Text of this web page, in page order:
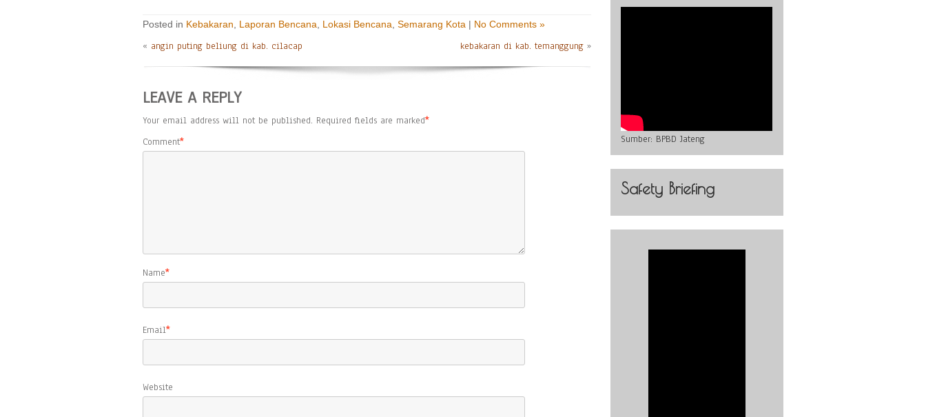
Posted in Kebakaran Laporan Bencana Lokasi Bencana Semarang Kota | No Comments »
« angin puting beliung di kab. cilacap kebakaran di kab. temanggung »
LEAVE A REPLY
Your email address will not be published. Required fields are marked*
Comment*
Name*
Email*
Website
Sumber: BPBD Jateng
Safety Briefing